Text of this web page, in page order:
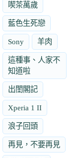
喫茶萬歲
藍色生死戀
Sony 羊肉
這種事、人家不
知道啦
出閨閣記
Xperia 1 II
浪子回頭
再見，不要再見